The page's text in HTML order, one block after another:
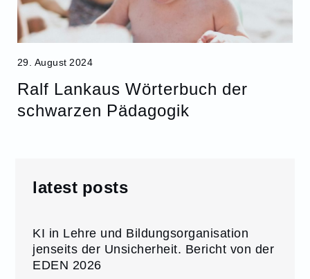
29. August 2024
Ralf Lankaus Wörterbuch der
schwarzen Pädagogik
latest posts
KI in Lehre und Bildungsorganisation
jenseits der Unsicherheit. Bericht von der
EDEN 2026